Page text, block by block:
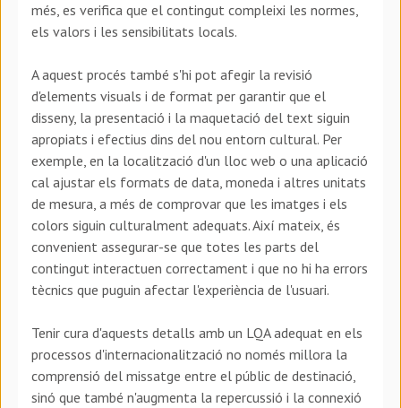
més, es verifica que el contingut compleixi les normes,
els valors i les sensibilitats locals.
A aquest procés també s'hi pot afegir la revisió
d'elements visuals i de format per garantir que el
disseny, la presentació i la maquetació del text siguin
apropiats i efectius dins del nou entorn cultural. Per
exemple, en la localització d'un lloc web o una aplicació
cal ajustar els formats de data, moneda i altres unitats
de mesura, a més de comprovar que les imatges i els
colors siguin culturalment adequats. Així mateix, és
convenient assegurar-se que totes les parts del
contingut interactuen correctament i que no hi ha errors
tècnics que puguin afectar l'experiència de l'usuari.
Tenir cura d'aquests detalls amb un LQA adequat en els
processos d'internacionalització no només millora la
comprensió del missatge entre el públic de destinació,
sinó que també n'augmenta la repercussió i la connexió